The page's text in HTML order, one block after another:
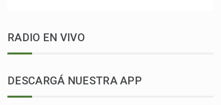
RADIO EN VIVO
DESCARGÁ NUESTRA APP